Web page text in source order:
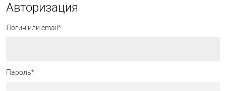
Авторизация
Логин или email*
Пароль*